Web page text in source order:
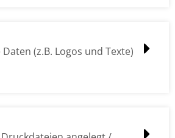
(z.B. Logos und Texte)